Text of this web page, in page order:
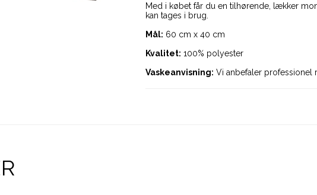
Med i købet får du en tilhørende, lækker
kan tages i brug.
Mål: 60 cm x 40 cm
Kvalitet: 100% polyester
Vaskeanvisning: Vi anbefaler professionel